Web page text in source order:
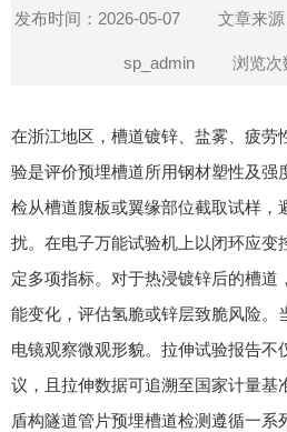
发布时间：2026-05-07 文章来
sp_admin 浏览次
在浙江地区，槽道镀锌、盐雾、疲劳
验是评价预埋槽道所用钢材塑性及强
检从槽道腹板或翼缘部位截取试样，
扰。在电子万能试验机上以闭环应变
定多项指标。对于热浸镀锌后的槽道
能变化，评估氢脆或锌层致脆风险。
电镜观察微观形貌。拉伸试验报告不
议，且拉伸数据可追溯至国家计量基
盾构隧道管片预埋槽道检测遵循一系